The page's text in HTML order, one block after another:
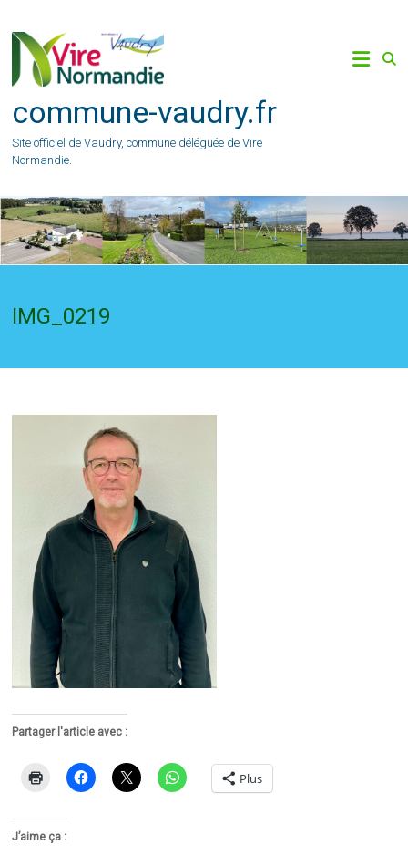
content
commune-vaudry.fr
Site officiel de Vaudry, commune déléguée de Vire
Normandie.
IMG_0219
Partager l'article avec :
Plus
J’aime ça :